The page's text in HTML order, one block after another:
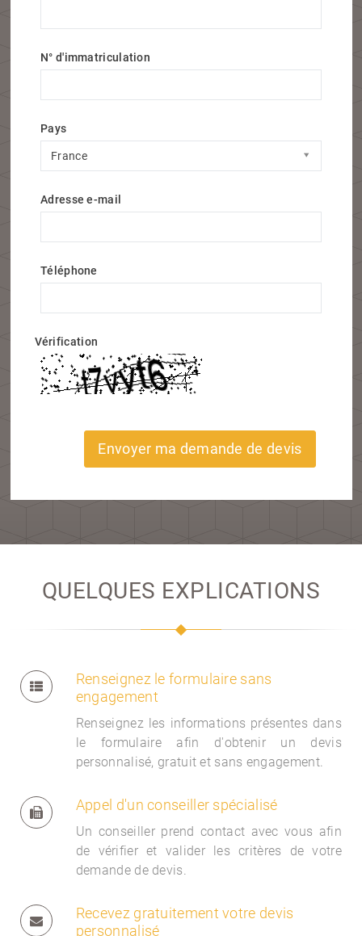
N° d'immatriculation
Pays
France
Pays
Adresse e-mail
Téléphone
Vérification
Envoyer ma demande de devis
QUELQUES EXPLICATIONS
Renseignez le formulaire sans
engagement
Renseignez les informations présentes dans
le formulaire afin d'obtenir un devis
personnalisé, gratuit et sans engagement.
Appel d'un conseiller spécialisé
Un conseiller prend contact avec vous afin
de vérifier et valider les critères de votre
demande de devis.
Recevez gratuitement votre devis
personnalisé